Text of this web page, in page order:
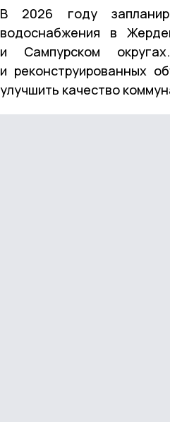
В 2026 году
водоснабжения в
и Сампурском
и реконструированных
улучшить качество